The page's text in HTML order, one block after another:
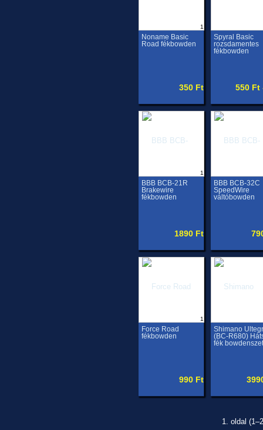
1
Noname Basic
Road fékbowden
350 Ft
Spyral Basic
rozsdamentes
fékbowden
550 Ft
1
BBB BCB-21R
Brakewire
fékbowden
1890 Ft
BBB BCB-32C
SpeedWire
váltóbowden
1
Force Road
fékbowden
990 Ft
Shimano
(BC-R680)
fék
1. oldal